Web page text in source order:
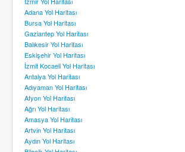
Adana Yol Haritası
Bursa Yol Haritası
Gaziantep Yol Haritası
Balıkesir Yol Haritası
Eskişehir Yol Haritası
İzmit Kocaeli Yol Haritası
Antalya Yol Haritası
Adıyaman Yol Haritası
Afyon Yol Haritası
Ağrı Yol Haritası
Amasya Yol Haritası
Artvin Yol Haritası
Aydın Yol Haritası